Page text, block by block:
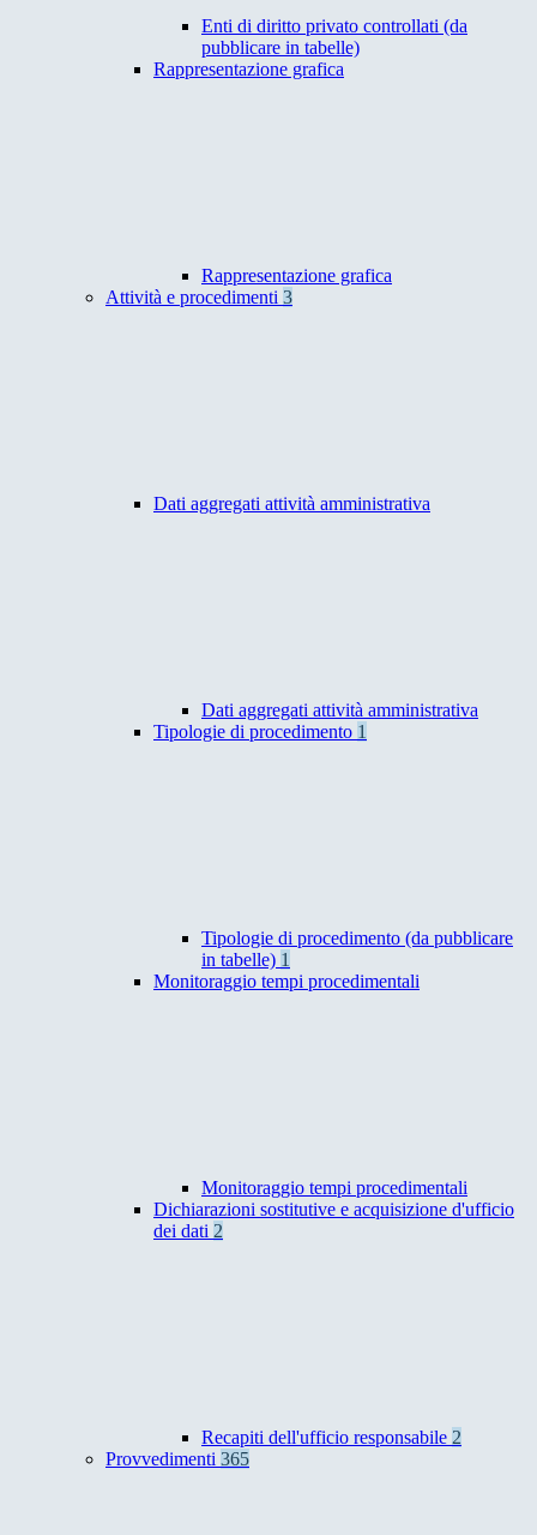
Enti di diritto privato controllati (da
pubblicare in tabelle)
Rappresentazione grafica
Rappresentazione grafica
Attività e procedimenti 3
Dati aggregati attività amministrativa
Dati aggregati attività amministrativa
Tipologie di procedimento 1
Tipologie di procedimento (da pubblicare
in tabelle) 1
Monitoraggio tempi procedimentali
Monitoraggio tempi procedimentali
Dichiarazioni sostitutive e acquisizione d'ufficio
dei dati 2
Recapiti dell'ufficio responsabile 2
Provvedimenti 365